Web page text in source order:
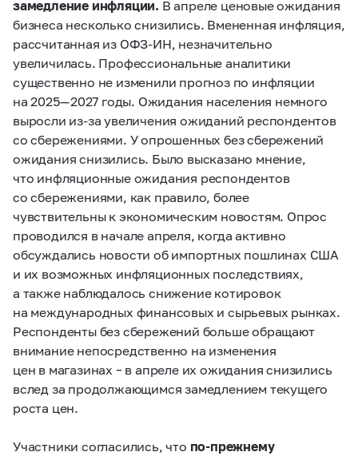
замедление инфляции. В апреле ценовые ожидания
бизнеса несколько снизились. Вмененная инфляция,
рассчитанная из ОФЗ-ИН, незначительно
увеличилась. Профессиональные аналитики
существенно не изменили прогноз по инфляции
на 2025 — 2027 годы. Ожидания населения немного
выросли из‑за увеличения ожиданий респондентов
со сбережениями. У опрошенных без сбережений
ожидания снизились. Было высказано мнение,
что инфляционные ожидания респондентов
со сбережениями, как правило, более
чувствительны к экономическим новостям. Опрос
проводился в начале апреля, когда активно
обсуждались новости об импортных пошлинах США
и их возможных инфляционных последствиях,
а также наблюдалось снижение котировок
на международных финансовых и сырьевых рынках.
Респонденты без сбережений больше обращают
внимание непосредственно на изменения
цен в магазинах – в апреле их ожидания снизились
вслед за продолжающимся замедлением текущего
роста цен.
Участники согласились, что по‑прежнему